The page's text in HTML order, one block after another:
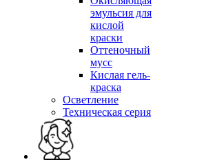
эмульсия для
кислой
краски
Оттеночный
мусс
Кислая гель-
краска
Осветление
Техническая серия